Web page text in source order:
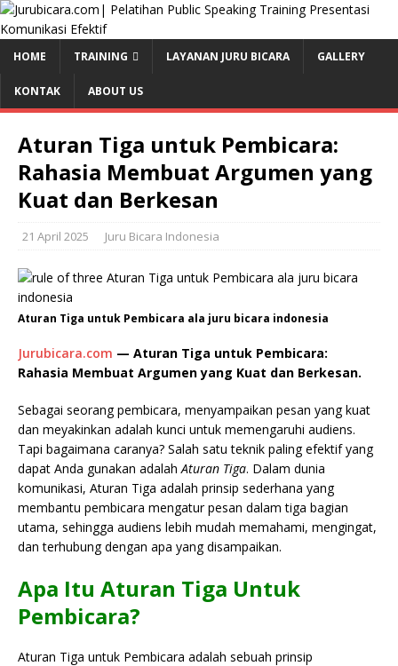
HOME TRAINING LAYANAN JURU BICARA GALLERY
KONTAK ABOUT US
Aturan Tiga untuk Pembicara:
Rahasia Membuat Argumen yang
Kuat dan Berkesan
21 April 2025 Juru Bicara Indonesia
Aturan Tiga untuk Pembicara ala juru bicara indonesia
Jurubicara.com — Aturan Tiga untuk Pembicara:
Rahasia Membuat Argumen yang Kuat dan Berkesan.
Sebagai seorang pembicara, menyampaikan pesan yang kuat
dan meyakinkan adalah kunci untuk memengaruhi audiens.
Tapi bagaimana caranya? Salah satu teknik paling efektif yang
dapat Anda gunakan adalahAturan Tiga. Dalam dunia
komunikasi, Aturan Tiga adalah prinsip sederhana yang
membantu pembicara mengatur pesan dalam tiga bagian
utama, sehingga audiens lebih mudah memahami, mengingat,
dan terhubung dengan apa yang disampaikan.
Apa Itu Aturan Tiga Untuk
Pembicara?
Aturan Tiga untuk Pembicara adalah sebuah prinsip